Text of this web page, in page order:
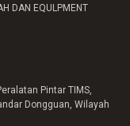
DAN EQULPMENT
Pintar TIMS,
Dongguan, Wilayah